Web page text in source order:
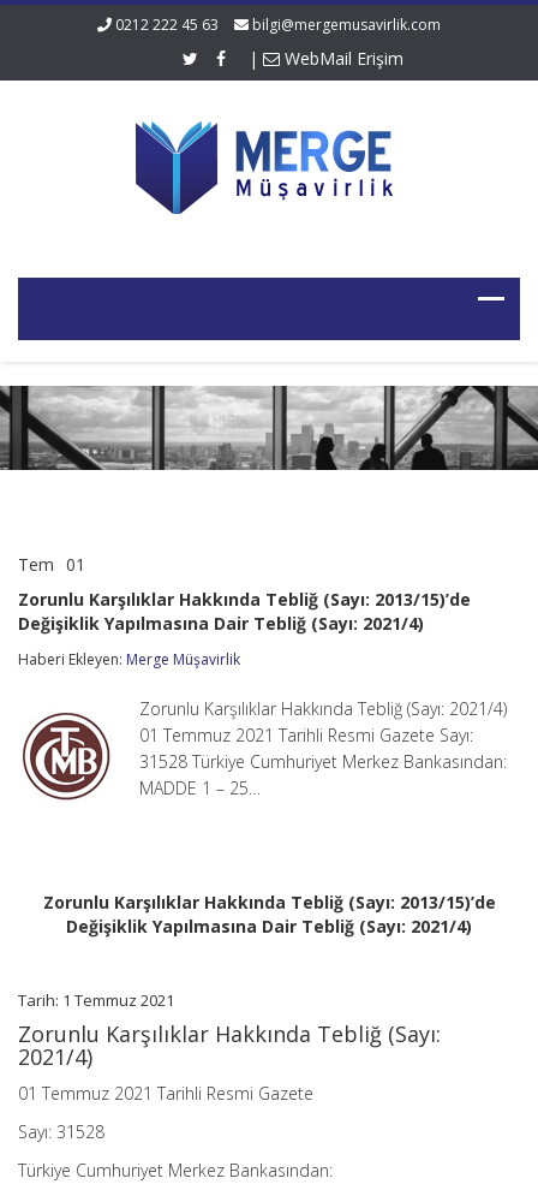
0212 222 45 63 bilgi@mergemusavirlik.com
| WebMail Erişim
Tem 01
Hakkında
Tebliğ
2013/15)’de
Yapılmasına
Tebliğ
(Sayı:
2021/4)
Zorunlu Karşılıklar Hakkında Tebliğ (Sayı: 2013/15)’de
Değişiklik Yapılmasına Dair Tebliğ (Sayı: 2021/4)
Haberi Ekleyen: Merge Müşavirlik
Zorunlu Karşılıklar Hakkında Tebliğ (Sayı: 2021/4)
01 Temmuz 2021 Tarihli Resmi Gazete Sayı:
31528 Türkiye Cumhuriyet Merkez Bankasından:
MADDE 1 – 25…
Zorunlu Karşılıklar Hakkında Tebliğ (Sayı: 2013/15)’de
Değişiklik Yapılmasına Dair Tebliğ (Sayı: 2021/4)
Tarih: 1 Temmuz 2021
Zorunlu Karşılıklar Hakkında Tebliğ (Sayı:
2021/4)
01 Temmuz 2021 Tarihli Resmi Gazete
Sayı: 31528
Türkiye Cumhuriyet Merkez Bankasından: